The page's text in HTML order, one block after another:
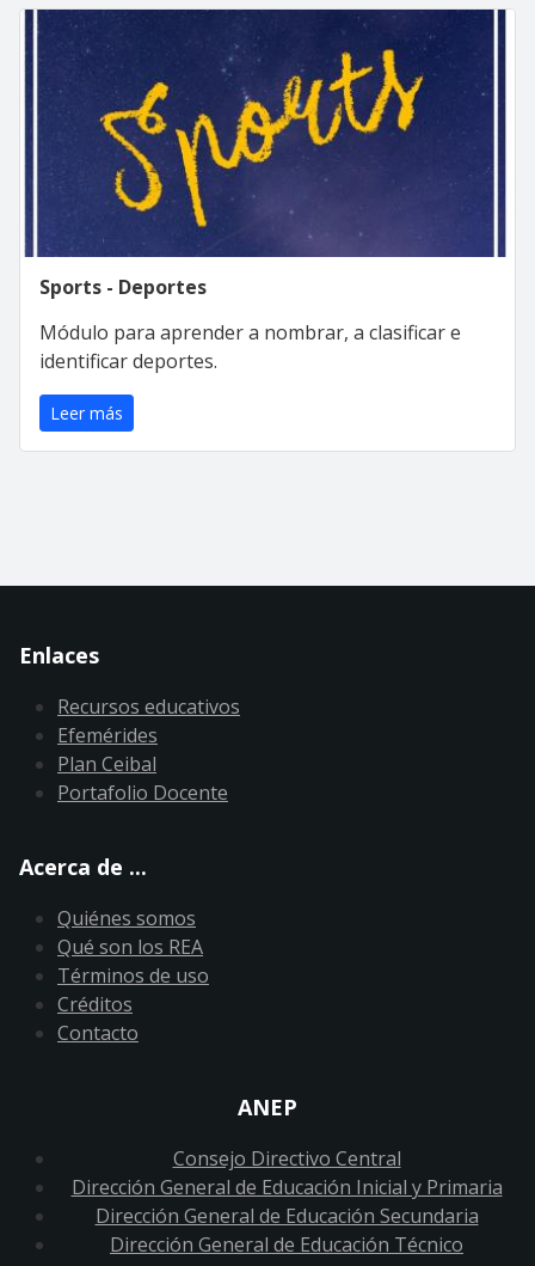
Sports - Deportes
Módulo para aprender a nombrar, a clasificar e
identificar deportes.
Leer más
Enlaces
Recursos educativos
Efemérides
Plan Ceibal
Portafolio Docente
Acerca de ...
Quiénes somos
Qué son los REA
Términos de uso
Créditos
Contacto
ANEP
Consejo Directivo Central
Dirección General de Educación Inicial y Primaria
Dirección General de Educación Secundaria
Dirección General de Educación Técnico